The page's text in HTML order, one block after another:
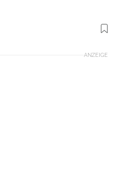
Foto: Rockshox
ANZEIGE